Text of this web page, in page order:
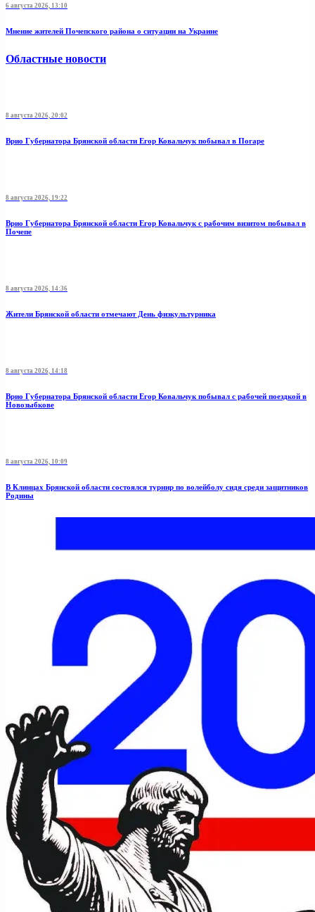
6 августа 2026, 13:10
Мнение жителей Почепского района о ситуации на Украине
Областные новости
8 августа 2026, 20:02
Врио Губернатора Брянской области Егор Ковальчук побывал в Погаре
8 августа 2026, 19:22
Врио Губернатора Брянской области Егор Ковальчук с рабочим визитом побывал в
Почепе
8 августа 2026, 14:36
Жители Брянской области отмечают День физкультурника
8 августа 2026, 14:18
Врио Губернатора Брянской области Егор Ковальчук побывал с рабочей поездкой в
Новозыбкове
8 августа 2026, 10:09
В Клинцах Брянской области состоялся турнир по волейболу сидя среди защитников
Родины